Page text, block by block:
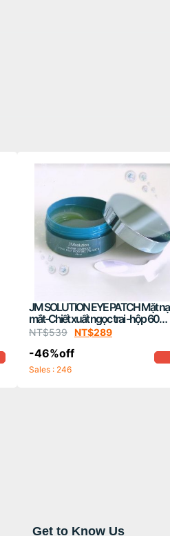
JM SOLUTION EYE PATCH Mặt nạ
mắt-Chiết xuất ngọc trai -hộp 60
miếng
NT$539 NT$289
-46%off
Sales : 246
Get to Know Us